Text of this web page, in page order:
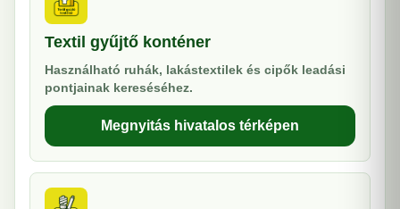
Textil gyűjtő konténer
Használható ruhák, lakástextilek és cipők leadási
pontjainak kereséséhez.
Megnyitás hivatalos térképen